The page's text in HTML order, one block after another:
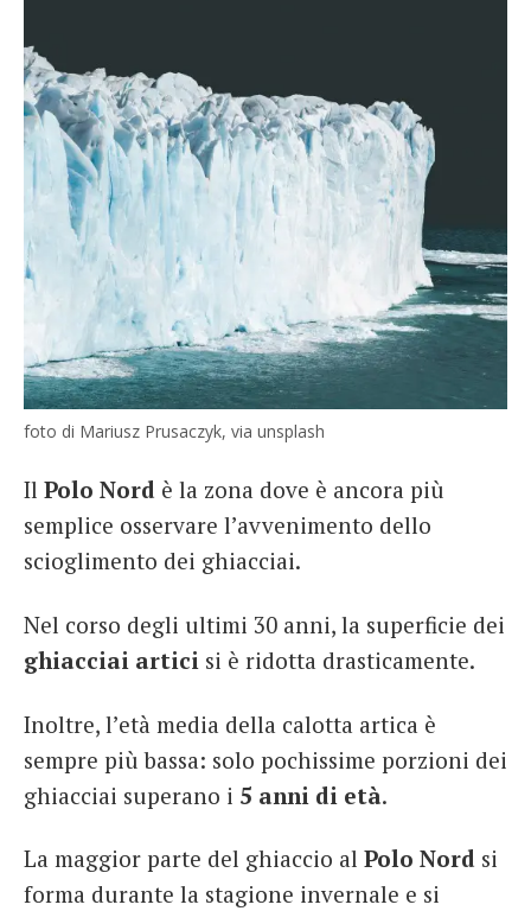
foto di Mariusz Prusaczyk, via unsplash
Il Polo Nord è la zona dove è ancora più
semplice osservare l’avvenimento dello
scioglimento dei ghiacciai.
Nel corso degli ultimi 30 anni, la superficie dei
ghiacciai artici si è ridotta drasticamente.
Inoltre, l’età media della calotta artica è
sempre più bassa: solo pochissime porzioni dei
ghiacciai superano i 5 anni di età.
La maggior parte del ghiaccio al Polo Nord si
forma durante la stagione invernale e si